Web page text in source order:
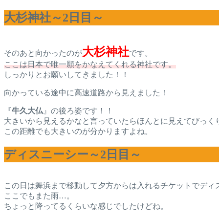
大杉神社～2日目～
そのあと向かったのが大杉神社です。
ここは日本で唯一願をかなえてくれる神社です。
しっかりとお願いしてきました！！
向かっている途中に高速道路から見えました！
『牛久大仏 』の後ろ姿です！！
大きいから見えるかなと言っていたらほんとに見えてびっく
この距離でも大きいのが分かりますよね。
ディスニーシー～2日目～
この日は舞浜まで移動して夕方からは入れるチケットでディ
ここでもまた雨…。
ちょっと降ってるくらいな感じでしたけどね。